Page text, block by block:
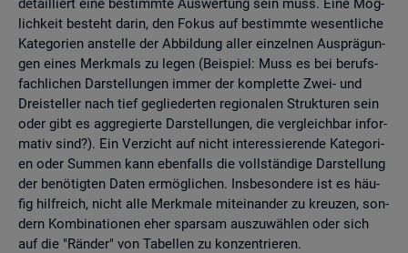
de­tail­liert eine be­stimm­te Aus­wer­tung sein muss. Eine Mög­
lich­keit be­steht darin, den Fokus auf be­stimm­te we­sent­li­che
Ka­te­go­ri­en an­stel­le der Ab­bil­dung aller ein­zel­nen Aus­prä­gun­
gen eines Merk­mals zu legen (Bei­spiel: Muss es bei be­rufs­
fach­li­chen Dar­stel­lun­gen immer der kom­plet­te Zwei- und
Drei­stel­ler nach tief ge­glie­der­ten re­gio­na­len Struk­tu­ren sein
oder gibt es agg­re­gier­te Dar­stel­lun­gen, die ver­gleich­bar in­for­
ma­tiv sind?). Ein Ver­zicht auf nicht in­ter­es­sie­ren­de Ka­te­go­ri­
en oder Sum­men kann eben­falls die voll­stän­di­ge Dar­stel­lung
der be­nö­tig­ten Daten er­mög­li­chen. Ins­be­son­de­re ist es häu­
fig hilf­reich, nicht alle Merk­ma­le mit­ein­an­der zu kreu­zen, son­
dern Kom­bi­na­tio­nen eher spar­sam aus­zu­wäh­len oder sich
auf die "Rän­der" von Ta­bel­len zu kon­zen­trie­ren.